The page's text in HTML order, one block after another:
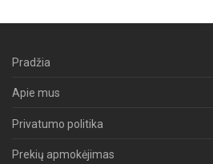
Pradžia
Apie mus
Privatumo politika
Prekių apmokėjimas